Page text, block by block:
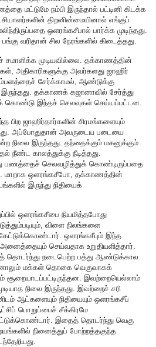
மட்டுமே நம்பி இருந்தால் பட்டினி கிடக்க
திறனின்மையினால் எங்குப்
ஒளரங்கசீபால் பார்க்க முடிந்தது.
வரிதான் சில நேரங்களில் கிடைத்தது.
சமாளிக்க முடியவில்லை. தக்காணத்தின்
அதிகாரிகளுக்கு அவர்களது ஜாஹிர்
சேர்க்காமல், ஆண்டுக்கு
இருந்தது. தக்காணக் கஜானாவில் சேர்த்து
கொண்டு இந்தச் செலவுகள் செய்யப்பட்டன.
ஜாஹிர்தார்களின் சிரமங்களையும்
அப்போதுதான் அவருடைய படையை
நிலை இருந்தது. தந்தைக்கும் மகனுக்கும்
நீண்ட காலத்துக்கு நீடித்தது.
பணத்தைச் செலவழித்துக் கொண்டிருப்பதை
மாறாக ஒளரங்கசீபோ, தக்காணத்தின்
இருந்து நிதியைக்
ஒளரங்கசீபை நியமித்தபோது
விளை நிலங்களை
கேட்டுக்கொண்டார். ஒளரங்கசீபும் இந்த
செய்வதாக உறுதியளித்தார்.
நடைபெற்ற பத்து ஆண்டுக்கால
மக்கள் தொகை வெகுவாகக்
சூறையாடப்பட்டிருந்தன. இவற்றையெல்லாம்
நிலை இருந்தது. இவற்றைச் சரி
ஆட்களையும் நிதியையும் ஒளரங்கசீப்
பொறுப்பைச் சீக்கிரமே
இதைத் தொடர்ந்து வெகு
நினைத்துப் போற்றத்தகுந்த